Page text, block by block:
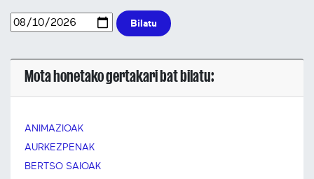
Bilatu
Mota honetako gertakari bat bilatu:
ANIMAZIOAK
AURKEZPENAK
BERTSO SAIOAK